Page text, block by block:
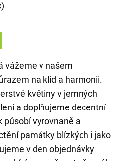
vážeme v našem
na klid a harmonii.
květiny v jemných
a doplňujeme decentní
působí vyrovnaně a
památky blízkých i jako
v den objednávky